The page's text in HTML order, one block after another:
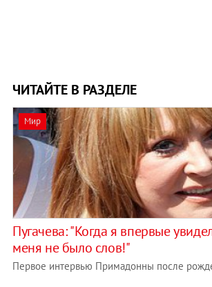
ЧИТАЙТЕ В РАЗДЕЛЕ
Мир
Пугачева: "Когда я впервые
меня не было слов!"
Первое интервью Примадонны после